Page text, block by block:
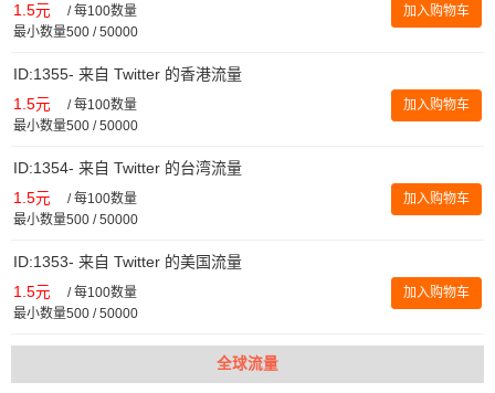
1.5元 /每100数量
最小数量500 / 50000
加入购物车
ID:1355- 来自 Twitter 的香港流量
1.5元 /每100数量
最小数量500 / 50000
加入购物车
ID:1354- 来自 Twitter 的台湾流量
1.5元 /每100数量
最小数量500 / 50000
加入购物车
ID:1353- 来自 Twitter 的美国流量
1.5元 /每100数量
最小数量500 / 50000
加入购物车
全球流量